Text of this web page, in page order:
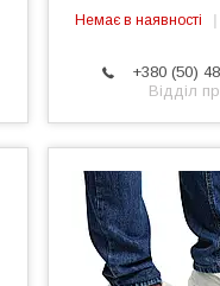
Немає в наявності
+380 (50)
Відділ